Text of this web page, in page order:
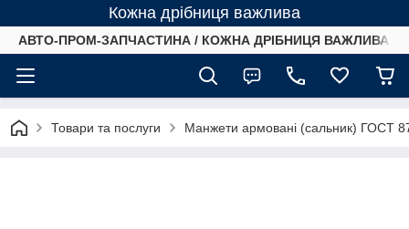
Кожна дрібниця важлива
АВТО-ПРОМ-ЗАПЧАСТИНА / КОЖНА ДРІБНИЦЯ ВАЖЛИВА /
Товари та послуги Манжети армовані (сальник) ГОСТ